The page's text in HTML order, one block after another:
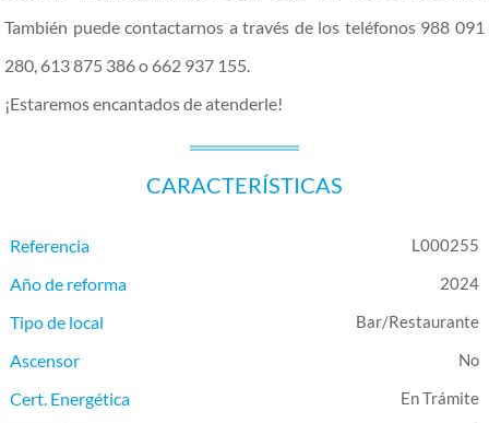
También puede contactarnos a través de los teléfonos 988 091
280, 613 875 386 o 662 937 155.
¡Estaremos encantados de atenderle!
CARACTERÍSTICAS
Referencia L000255
Año de reforma 2024
Tipo de local Bar/Restaurante
Ascensor
Cert. Energética
En Trámite